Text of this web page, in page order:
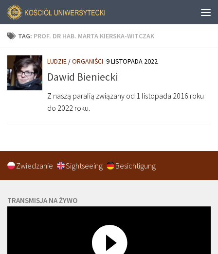
TAG: PROF. DR HAB. MARTA KIERSKA-WITCZAK
LUDZIE /ORGANIŚCI 9 LISTOPADA 2022
Dawid Bieniecki
Z naszą parafią związany od 1 listopada 2016 roku
do 2022 roku.
Zwiedzanie Sightseeing Besichtigung
TRANSMISJA NA ŻYWO